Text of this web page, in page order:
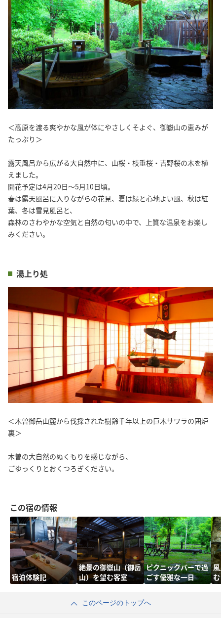
＜高原を渡る爽やかな風が体にやさしくそよぐ、御嶽山の恵みが
たっぷり＞
露天風呂から広がる大自然中に、山桜・枝垂桜・吉野桜の木を植
えました。
開花予定は4月20日〜5月10日頃。
春は露天風呂に入りながらの花見、夏は緑と心地よい風、秋は紅
葉、冬は雪見風呂と、
森林のさわやかな空気と自然の匂いの中で、上質な温泉をお楽し
みください。
湯上り処
＜木曽御岳山麓から伐採された樹齢千年以上の巨木サワラの囲炉
裏＞
木曽の大自然のぬくもりを感じながら、
ごゆっくりとおくつろぎください。
この宿の情報
宿泊体験記
絶景の御嶽山（御岳
山）を望む客室
ピクニックバーで過
ごす優雅な一日
む
このページのトップへ